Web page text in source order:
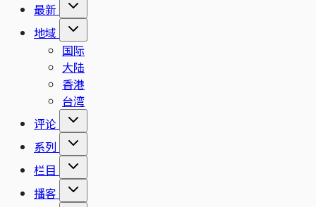
最新
地域
国际
大陆
香港
台湾
评论
系列
栏目
播客